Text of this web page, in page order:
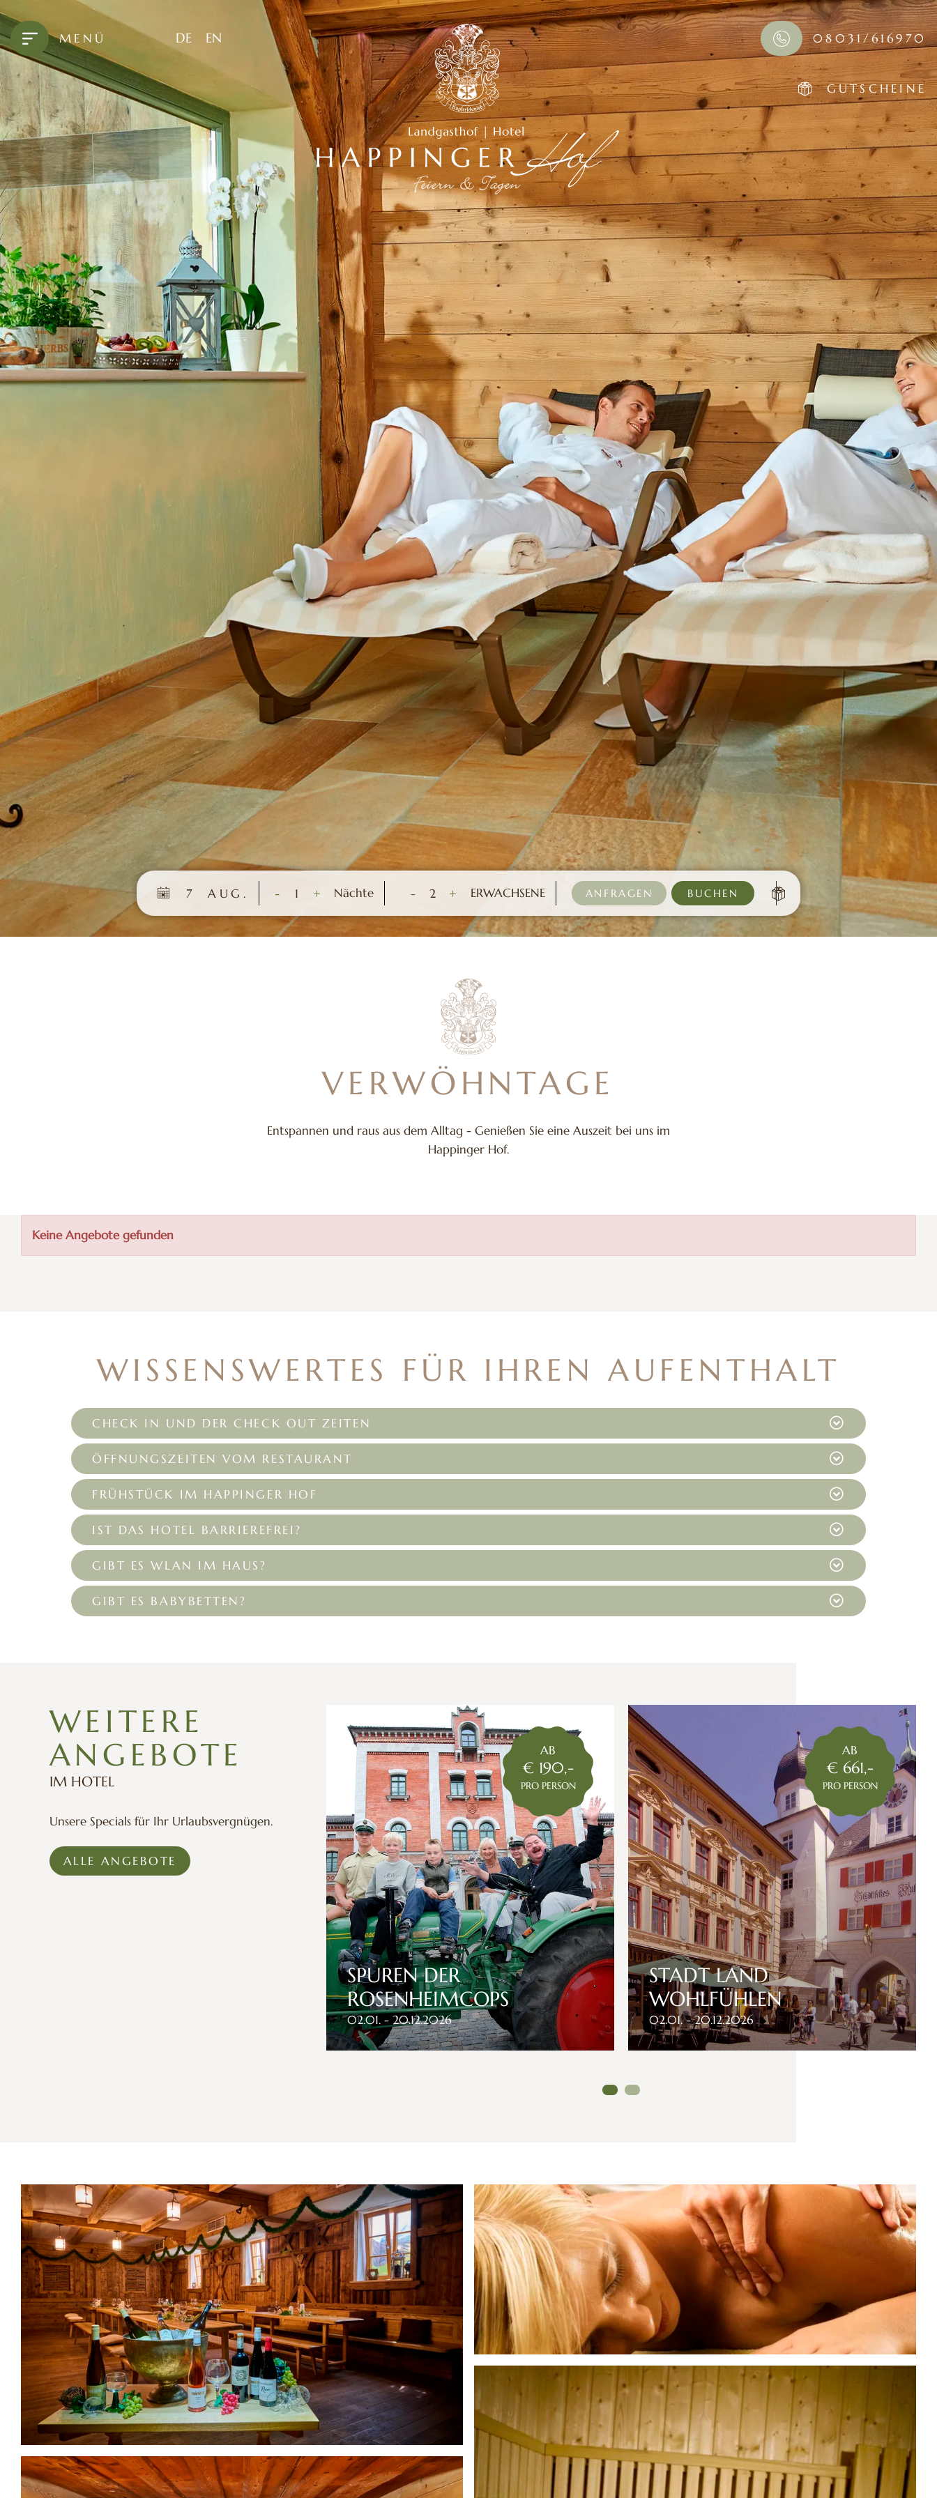
MENÜ DE EN 08031/616970
GUTSCHEINE
AUG.
7 Nächte
+
1
- ERWACHSENE
+
2
- ANFRAGEN BUCHEN
VERWÖHNTAGE
Entspannen und raus aus dem Alltag - Genießen Sie eine Auszeit bei uns im
Happinger Hof.
Keine Angebote gefunden
WISSENSWERTES FÜR IHREN AUFENTHALT
CHECK IN UND DER CHECK OUT ZEITEN
ÖFFNUNGSZEITEN VOM RESTAURANT
FRÜHSTÜCK IM HAPPINGER HOF
IST DAS HOTEL BARRIEREFREI?
GIBT ES WLAN IM HAUS?
GIBT ES BABYBETTEN?
WEITERE
ANGEBOTE
IM HOTEL
Unsere Specials für Ihr Urlaubsvergnügen.
ALLE ANGEBOTE
€ 661,-
SPUREN DER
ROSENHEIMCOPS
02.01. - 20.12.2026
AB
€ 190,-
PRO PERSON
STADT LAND
WOHLFÜHLEN
02.01. - 20.12.2026
AB
€ 661,-
PRO PERSON